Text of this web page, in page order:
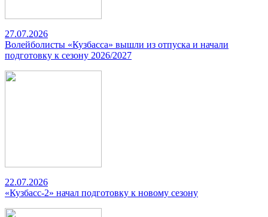
27.07.2026
Волейболисты «Кузбасса» вышли из отпуска и начали
подготовку к сезону 2026/2027
22.07.2026
«Кузбасс-2» начал подготовку к новому сезону